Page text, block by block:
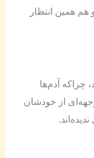
هم همین انتظار
آدم‌ها
از خودشان